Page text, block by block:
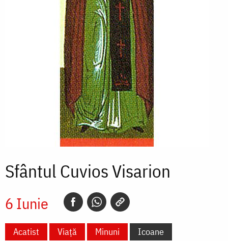
Sfântul Cuvios Visarion
6 Iunie
Acatist Viață Minuni
Icoane